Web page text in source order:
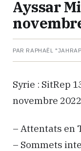
Ayssar
PAR RAPHAËL
Syrie : SitRep
novembre
– Attentats en
– Sommets